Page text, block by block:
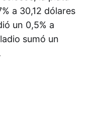
a 30,12 dólares
un 0,5% a
sumó un